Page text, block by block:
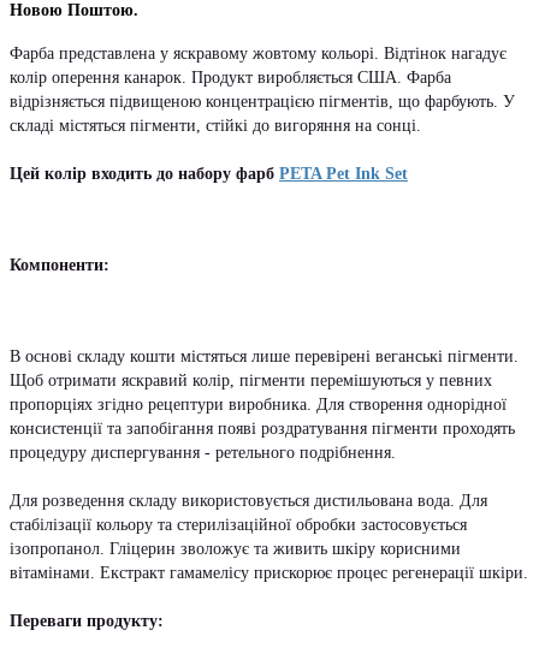
Новою Поштою.
Фарба представлена ​​у яскравому жовтому кольорі. Відтінок нагадує
колір оперення канарок. Продукт виробляється США. Фарба
відрізняється підвищеною концентрацією пігментів, що фарбують. У
складі містяться пігменти, стійкі до вигоряння на сонці.
Цей колір входить до набору фарб PETA Pet Ink Set
Компоненти:
В основі складу кошти містяться лише перевірені веганські пігменти.
Щоб отримати яскравий колір, пігменти перемішуються у певних
пропорціях згідно рецептури виробника. Для створення однорідної
консистенції та запобігання появі роздратування пігменти проходять
процедуру диспергування - ретельного подрібнення.
Для розведення складу використовується дистильована вода. Для
стабілізації кольору та стерилізаційної обробки застосовується
ізопропанол. Гліцерин зволожує та живить шкіру корисними
вітамінами. Екстракт гамамелісу прискорює процес регенерації шкіри.
Переваги продукту: